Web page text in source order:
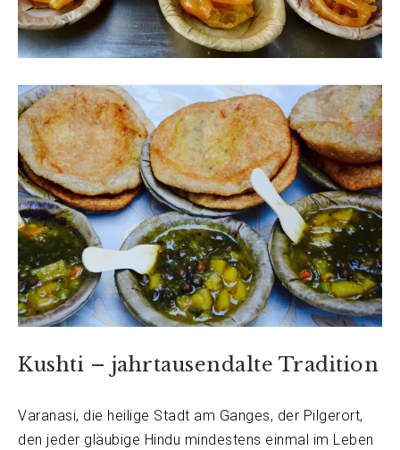
Kushti – jahrtausendalte Tradition
Varanasi, die heilige Stadt am Ganges, der Pilgerort,
den jeder gläubige Hindu mindestens einmal im Leben